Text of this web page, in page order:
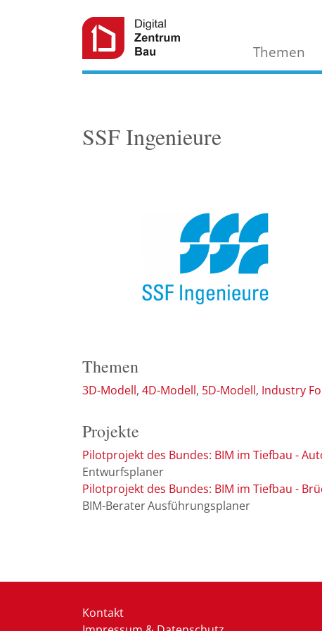
Themen
SSF Ingenieure
Themen
3D-Modell 4D-Modell 5D-Modell Industry
Projekte
Pilotprojekt des Bundes: BIM im Tiefbau -
Entwurfsplaner
Pilotprojekt des Bundes: BIM im Tiefbau -
BIM-BeraterAusführungsplaner
Kontakt